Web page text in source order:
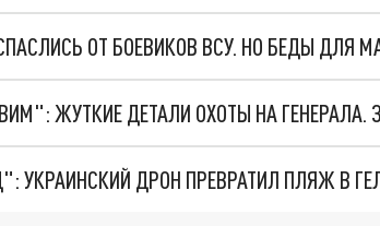
ОТ БОЕВИКОВ ВСУ. НО БЕДЫ ДЛЯ
УКРАИНСКИЙ ДРОН ПРЕВРАТИЛ ПЛЯЖ В